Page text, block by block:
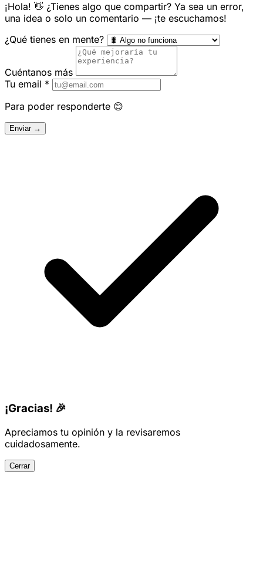
¡Hola! 👋 ¿Tienes algo que compartir? Ya sea un error,
una idea o solo un comentario — ¡te escuchamos!
¿Qué tienes en mente?
Cuéntanos más
Tu email *
Para poder responderte 😊
Enviar →
¡Gracias! 🎉
Apreciamos tu opinión y la revisaremos
cuidadosamente.
Cerrar